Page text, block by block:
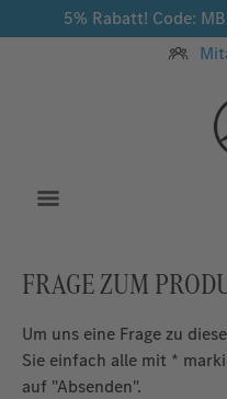
Zum Hauptinhalt springen
5% Rabatt! Code:
FRAGE ZUM
Um uns eine Frage zu
Sie einfach alle mit *
auf "Absenden".